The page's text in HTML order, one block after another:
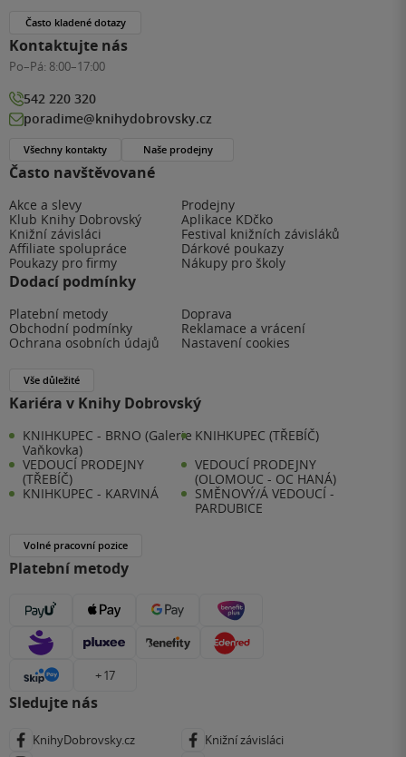
Často navštěvované
Akce a slevy
Prodejny
Klub Knihy Dobrovský
Aplikace KDčko
Knižní závisláci
Festival knižních závisláků
Affiliate spolupráce
Dárkové poukazy
Poukazy pro firmy
Nákupy pro školy
Dodací podmínky
Platební metody
Doprava
Obchodní podmínky
Reklamace a vrácení
Ochrana osobních údajů
Nastavení cookies
Vše důležité
Kariéra v Knihy Dobrovský
KNIHKUPEC - BRNO (Galerie
Vaňkovka)
KNIHKUPEC (TŘEBÍČ)
VEDOUCÍ PRODEJNY
(TŘEBÍČ)
VEDOUCÍ PRODEJNY
(OLOMOUC - OC HANÁ)
KNIHKUPEC - KARVINÁ
SMĚNOVÝ/Á VEDOUCÍ -
PARDUBICE
Volné pracovní pozice
Platební metody
+ 17
Sledujte nás
KnihyDobrovsky.cz
Knižní závisláci
Často kladené dotazy
Kontaktujte nás
Po–Pá: 8:00–17:00
542 220 320
poradime@knihydobrovsky.cz
Všechny kontakty Naše prodejny